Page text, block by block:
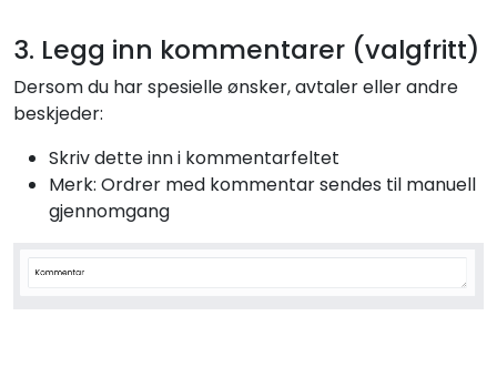
3. Legg inn kommentarer (valgfritt)
Dersom du har spesielle ønsker, avtaler eller andre
beskjeder:
Skriv dette inn i kommentarfeltet
Merk: Ordrer med kommentar sendes til manuell
gjennomgang